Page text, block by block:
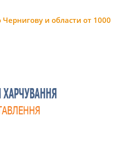
и области от 1000